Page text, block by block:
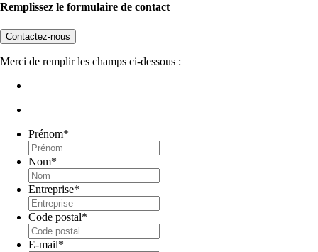
Remplissez le formulaire de contact
Contactez-nous
Merci de remplir les champs ci-dessous :
Prénom*
Nom*
Entreprise*
Code postal*
E-mail*